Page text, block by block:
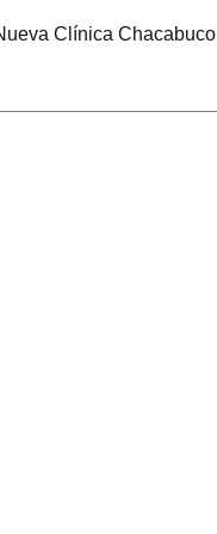
Clínica Chacabuco